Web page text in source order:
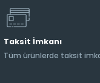
Taksit İmkanı
Tüm ürünlerde taksit